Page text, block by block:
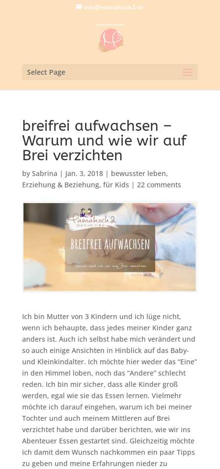
info@mamahoch2.de
Select Page
breifrei aufwachsen –
Warum und wie wir auf
Brei verzichten
by Sabrina | Jan. 3, 2018| bewusster leben,
Erziehung & Beziehung, für Kids | 22 comments
Ich bin Mutter von 3 Kindern und ich lüge nicht,
wenn ich behaupte, dass jedes meiner Kinder ganz
anders ist. Auch ich selbst habe mich verändert und
so auch einige Ansichten in Hinblick auf das Baby-
und Kleinkindalter. Ich möchte hier weder das “Eine”
in den Himmel loben, noch das “Andere” schlecht
reden. Ich bin mir sicher, dass alle Kinder groß
werden, egal wie sie das Essen lernen. Vielmehr
möchte ich darauf eingehen, warum ich bei meiner
Tochter und auch meinem Mittleren auf Brei
verzichtet habe und darüber berichten, wie wir ins
Abenteuer Essen gestartet sind. Gleichzeitig möchte
ich damit dem Wunsch nachkommen ein paar Tipps
zu geben und meine Erfahrungen nieder zu